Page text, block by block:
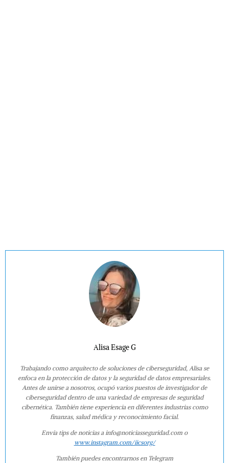
Alisa Esage G
Trabajando como arquitecto de soluciones de ciberseguridad, Alisa se
enfoca en la protección de datos y la seguridad de datos empresariales.
Antes de unirse a nosotros, ocupó varios puestos de investigador de
ciberseguridad dentro de una variedad de empresas de seguridad
cibernética. También tiene experiencia en diferentes industrias como
finanzas, salud médica y reconocimiento facial.
Envía tips de noticias a info@noticiasseguridad.com o
www.instagram.com/iicsorg/
También puedes encontrarnos en Telegram